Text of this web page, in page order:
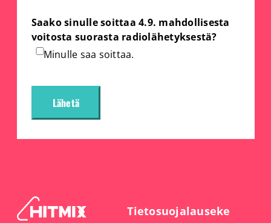
Saako sinulle soittaa 4.9. mahdollisesta
voitosta suorasta radiolähetyksestä?
Minulle saa soittaa.
Tietosuojalauseke